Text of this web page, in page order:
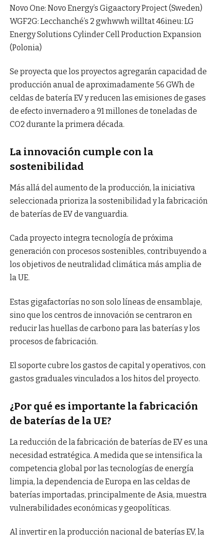
Novo One: Novo Energy’s Gigaactory Project (Sweden)
WGF2G: Lecchanché’s 2 gwhwwh willtat 46ineu: LG
Energy Solutions Cylinder Cell Production Expansion
(Polonia)
Se proyecta que los proyectos agregarán capacidad de
producción anual de aproximadamente 56 GWh de
celdas de batería EV y reducen las emisiones de gases
de efecto invernadero a 91 millones de toneladas de
CO2 durante la primera década.
La innovación cumple con la
sostenibilidad
Más allá del aumento de la producción, la iniciativa
seleccionada prioriza la sostenibilidad y la fabricación
de baterías de EV de vanguardia.
Cada proyecto integra tecnología de próxima
generación con procesos sostenibles, contribuyendo a
los objetivos de neutralidad climática más amplia de
la UE.
Estas gigafactorías no son solo líneas de ensamblaje,
sino que los centros de innovación se centraron en
reducir las huellas de carbono para las baterías y los
procesos de fabricación.
El soporte cubre los gastos de capital y operativos, con
gastos graduales vinculados a los hitos del proyecto.
¿Por qué es importante la fabricación
de baterías de la UE?
La reducción de la fabricación de baterías de EV es una
necesidad estratégica. A medida que se intensifica la
competencia global por las tecnologías de energía
limpia, la dependencia de Europa en las celdas de
baterías importadas, principalmente de Asia, muestra
vulnerabilidades económicas y geopolíticas.
Al invertir en la producción nacional de baterías EV, la